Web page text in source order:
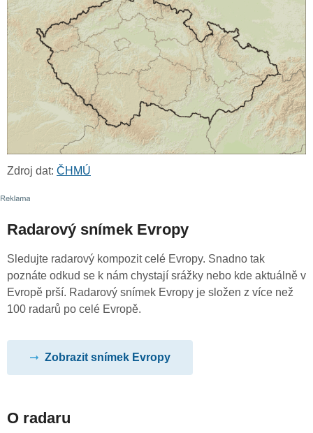
Zdroj dat: ČHMÚ
Radarový snímek Evropy
Sledujte radarový kompozit celé Evropy. Snadno tak
poznáte odkud se k nám chystají srážky nebo kde aktuálně v
Evropě prší. Radarový snímek Evropy je složen z více než
100 radarů po celé Evropě.
Zobrazit snímek Evropy
O radaru